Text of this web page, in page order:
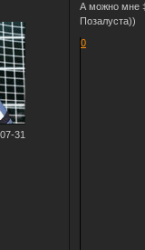
31
А можно мне
Позалуста))
0